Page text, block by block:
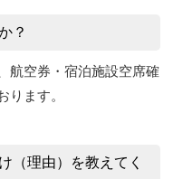
？
航空券・宿泊施設空席確
ります。
（理由）を教えてく